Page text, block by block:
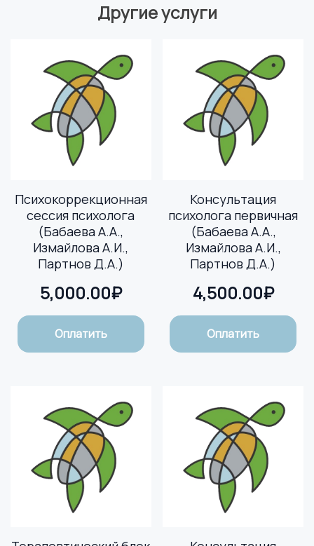
Другие услуги
Психокоррекционная
сессия психолога
(Бабаева А.А.,
Измайлова А.И.,
Партнов Д.А.)
5,000.00₽
Оплатить
Консультация
психолога первичная
(Бабаева А.А.,
Измайлова А.И.,
Партнов Д.А.)
4,500.00₽
Оплатить